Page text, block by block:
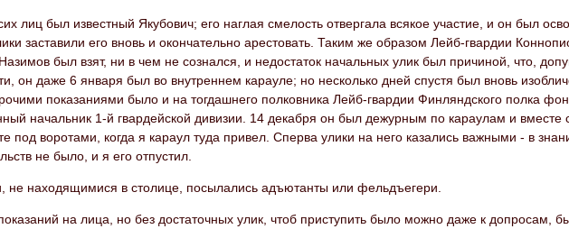
лиц был известный Якубович; его наглая смелость отвергала всякое участие, и он был
заставили его вновь и окончательно арестовать. Таким же образом Лейб-гвардии
был взят, ни в чем не сознался, и недостаток начальных улик был причиной, что,
он даже 6 января был во внутреннем карауле; но несколько дней спустя был вновь
показаниями было и на тогдашнего полковника Лейб-гвардии Финляндского полка
начальник 1-й гвардейской дивизии. 14 декабря он был дежурным по караулам и вместе
под воротами, когда я караул туда привел. Сперва улики на него казались важными - в
не было, и я его отпустил.
не находящимися в столице, посылались адъютанты или фельдъегери.
на лица, но без достаточных улик, чтоб приступить было можно даже к допросам,